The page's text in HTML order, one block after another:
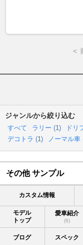
<
ジャンルから絞り込む
すべて ラリー (1) ドリ
デコトラ (1) ノーマル車
その他 サンプル
カスタム情報
モデル
トップ
愛車紹介
(6)
ブログ スペック